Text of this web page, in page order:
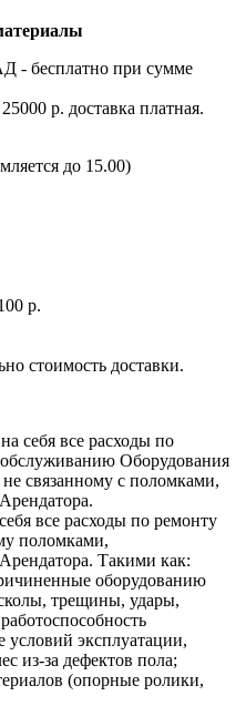
- бесплатно при сумме
р. доставка платная.
до 15.00)
р.
стоимость доставки.
себя все расходы по
Оборудования
связанному с поломками,
все расходы по ремонту
поломками,
Такими как:
оборудованию
трещины, удары,
эксплуатации,
из-за дефектов пола;
(опорные ролики,